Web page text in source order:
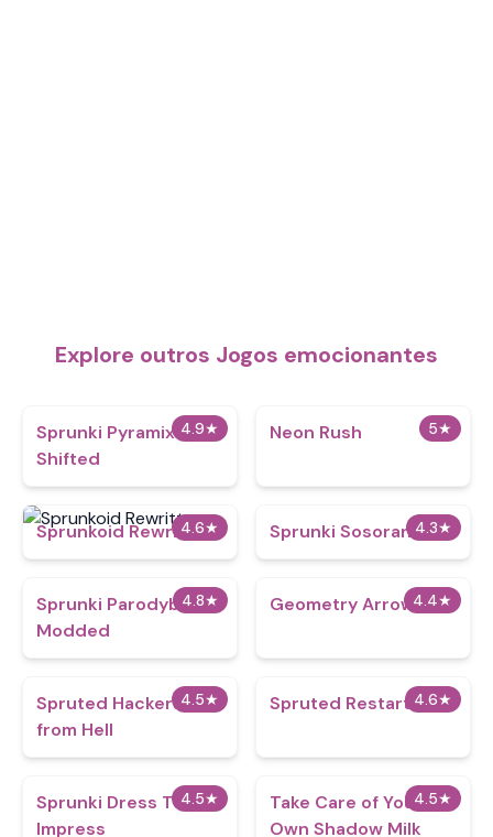
Explore outros Jogos emocionantes
4.9★
Sprunki Pyramixed
Shifted
5★
Neon Rush
4.6★
Sprunkoid Rewritten 4.3★
Sprunki Sosoranki
4.8★
Sprunki Parodybox
Modded
4.4★
Geometry Arrow 2
4.5★
Spruted Hackers
from Hell
4.6★
Spruted Restarted
4.5★
Sprunki Dress To
Impress
4.5★
Take Care of Your
Own Shadow Milk